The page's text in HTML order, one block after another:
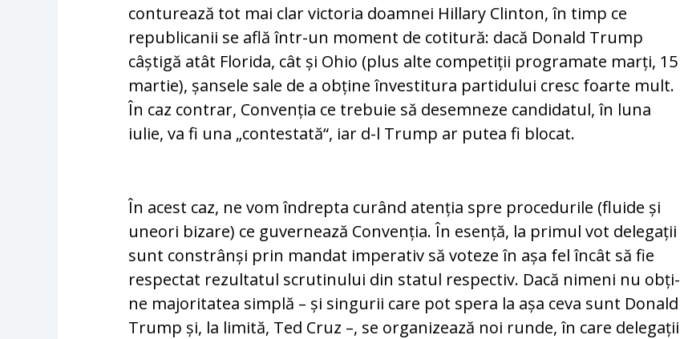
conturează tot mai clar victoria doamnei Hil­lary Clinton, în timp ce
republicanii se află într-un moment de cotitură: dacă Do­nald Trump
câștigă atât Florida, cât și Ohio (plus alte competiții programate marți, 15
martie), șansele sale de a obține în­ves­ti­tu­ra partidului cresc foarte mult.
În caz con­trar, Convenția ce trebuie să desemneze can­didatul, în luna
iulie, va fi una „con­tes­tată“, iar d-l Trump ar putea fi blocat.
În acest caz, ne vom îndrepta curând aten­ția spre procedurile (fluide și
uneori bi­za­re) ce guvernează Convenția. În esență, la primul vot delegații
sunt constrânși prin mandat imperativ să voteze în așa fel în­cât să fie
respectat rezultatul scrutinului din statul respectiv. Dacă nimeni nu ob­ți­
ne majoritatea simplă – și singurii care pot spera la așa ceva sunt Donald
Trump și, la limită, Ted Cruz –, se organizează noi runde, în care delegații